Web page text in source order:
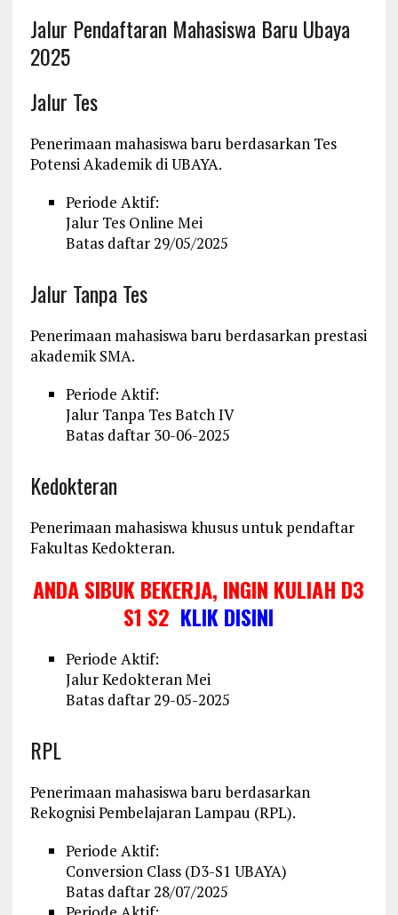
Jalur Pendaftaran Mahasiswa Baru Ubaya
2025
Jalur Tes
Penerimaan mahasiswa baru berdasarkan Tes
Potensi Akademik di UBAYA.
Periode Aktif:
Jalur Tes Online Mei
Batas daftar 29/05/2025
Jalur Tanpa Tes
Penerimaan mahasiswa baru berdasarkan prestasi
akademik SMA.
Periode Aktif:
Jalur Tanpa Tes Batch IV
Batas daftar 30-06-2025
Kedokteran
Penerimaan mahasiswa khusus untuk pendaftar
Fakultas Kedokteran.
ANDA SIBUK BEKERJA, INGIN KULIAH D3
S1 S2 KLIK DISINI
Periode Aktif:
Jalur Kedokteran Mei
Batas daftar 29-05-2025
RPL
Penerimaan mahasiswa baru berdasarkan
Rekognisi Pembelajaran Lampau (RPL).
Periode Aktif:
Conversion Class (D3-S1 UBAYA)
Batas daftar 28/07/2025